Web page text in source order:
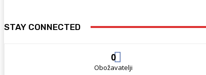
STAY CONNECTED
0
Obožavatelji